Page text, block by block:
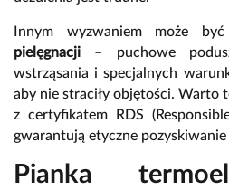
Innym wyzwaniem może
pielęgnacji – puchowe
wstrząsania i specjalnych
aby nie straciły objętości. Warto
z certyfikatem RDS
gwarantują etyczne
Pianka